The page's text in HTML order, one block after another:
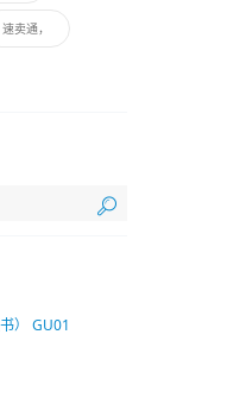
速卖通，
） GU01